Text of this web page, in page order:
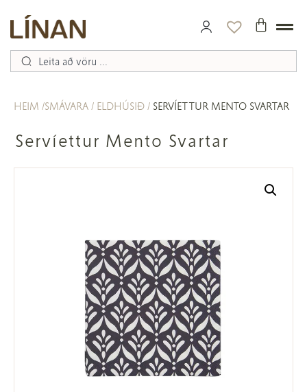
HEIM SMÁVARA ELDHÚSIÐ SERVÍETTUR MENTO SVARTAR
Servíettur Mento Svartar